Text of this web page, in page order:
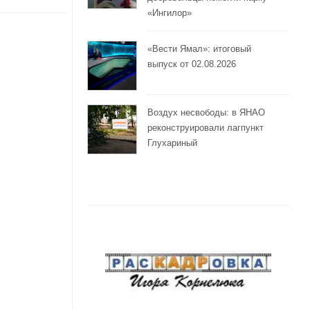
«Ингилор»
«Вести Ямал»: итоговый
выпуск от 02.08.2026
Воздух несвободы: в ЯНАО
реконструировали лагпункт
Глухариный